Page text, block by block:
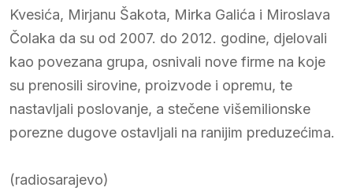
Kvesića, Mirjanu Šakota, Mirka Galića i Miroslava
Čolaka da su od 2007. do 2012. godine, djelovali
kao povezana grupa, osnivali nove firme na koje
su prenosili sirovine, proizvode i opremu, te
nastavljali poslovanje, a stečene višemilionske
porezne dugove ostavljali na ranijim preduzećima.
(radiosarajevo)